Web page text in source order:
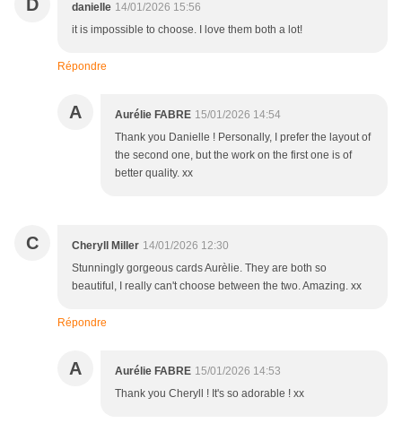
D danielle 14/01/2026 15:56
it is impossible to choose. I love them both a lot!
Répondre
A Aurélie FABRE 15/01/2026 14:54
Thank you Danielle ! Personally, I prefer the layout of
the second one, but the work on the first one is of
better quality. xx
C Cheryll Miller 14/01/2026 12:30
Stunningly gorgeous cards Aurèlie. They are both so
beautiful, I really can't choose between the two. Amazing. xx
Répondre
A Aurélie FABRE 15/01/2026 14:53
Thank you Cheryll ! It's so adorable ! xx